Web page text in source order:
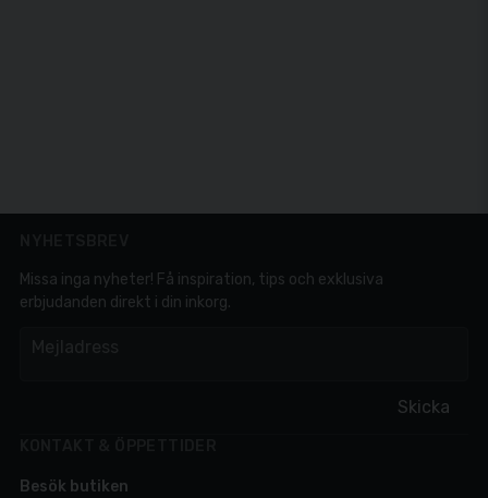
Skicka
Missa inga nyheter! Få inspiration, tips och exklusiva
erbjudanden direkt i din inkorg.
Besök butiken